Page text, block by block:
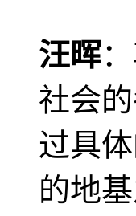
汪晖
社会
过具
的地